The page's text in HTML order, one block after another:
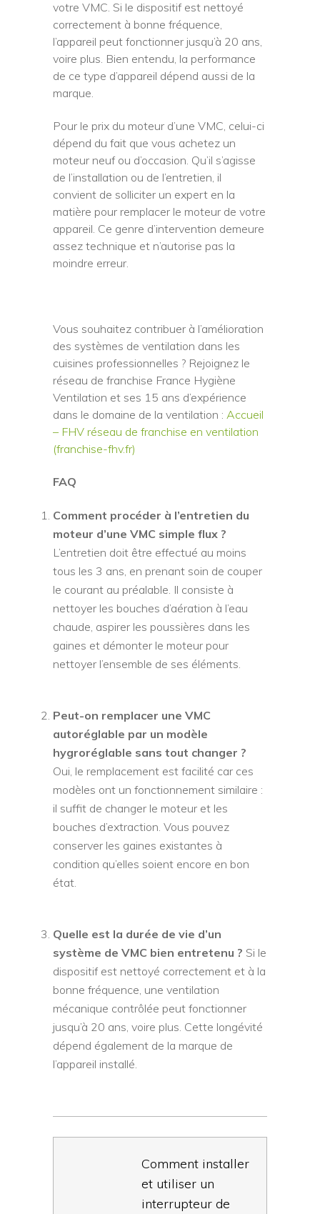
votre VMC. Si le dispositif est nettoyé
correctement à bonne fréquence,
l’appareil peut fonctionner jusqu’à 20 ans,
voire plus. Bien entendu, la performance
de ce type d’appareil dépend aussi de la
marque.
Pour le prix du moteur d’une VMC, celui-ci
dépend du fait que vous achetez un
moteur neuf ou d’occasion. Qu’il s’agisse
de l’installation ou de l’entretien, il
convient de solliciter un expert en la
matière pour remplacer le moteur de votre
appareil. Ce genre d’intervention demeure
assez technique et n’autorise pas la
moindre erreur.
Vous souhaitez contribuer à l’amélioration
des systèmes de ventilation dans les
cuisines professionnelles ? Rejoignez le
réseau de franchise France Hygiène
Ventilation et ses 15 ans d’expérience
dans le domaine de la ventilation : Accueil
– FHV réseau de franchise en ventilation
(franchise-fhv.fr)
FAQ
Comment procéder à l’entretien du
moteur d’une VMC simple flux ?
L’entretien doit être effectué au moins
tous les 3 ans, en prenant soin de couper
le courant au préalable. Il consiste à
nettoyer les bouches d’aération à l’eau
chaude, aspirer les poussières dans les
gaines et démonter le moteur pour
nettoyer l’ensemble de ses éléments.
Peut-on remplacer une VMC
autoréglable par un modèle
hygroréglable sans tout changer ?
Oui, le remplacement est facilité car ces
modèles ont un fonctionnement similaire :
il suffit de changer le moteur et les
bouches d’extraction. Vous pouvez
conserver les gaines existantes à
condition qu’elles soient encore en bon
état.
Quelle est la durée de vie d’un
système de VMC bien entretenu ? Si le
dispositif est nettoyé correctement et à la
bonne fréquence, une ventilation
mécanique contrôlée peut fonctionner
jusqu’à 20 ans, voire plus. Cette longévité
dépend également de la marque de
l’appareil installé.
Comment installer
et utiliser un
interrupteur de